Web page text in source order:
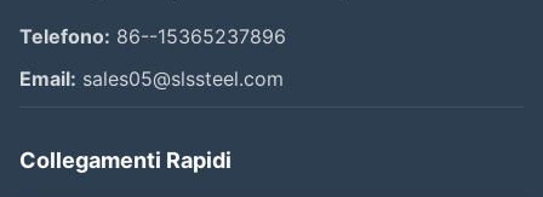
Telefono: 86--15365237896
Email: sales05@slssteel.com
Collegamenti Rapidi